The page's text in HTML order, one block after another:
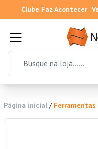
Clube Faz Acontecer
Página inicial / Ferramentas